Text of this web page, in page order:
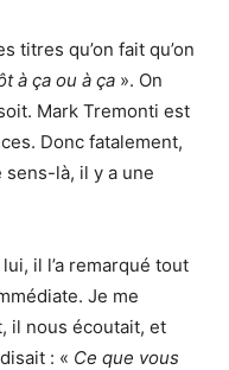
titres qu’on fait qu’on
à ça ou à ça ». On
Mark Tremonti est
Donc fatalement,
sens-là, il y a une
il l’a remarqué tout
Je me
il nous écoutait, et
: « Ce que vous